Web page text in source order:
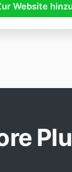
Website